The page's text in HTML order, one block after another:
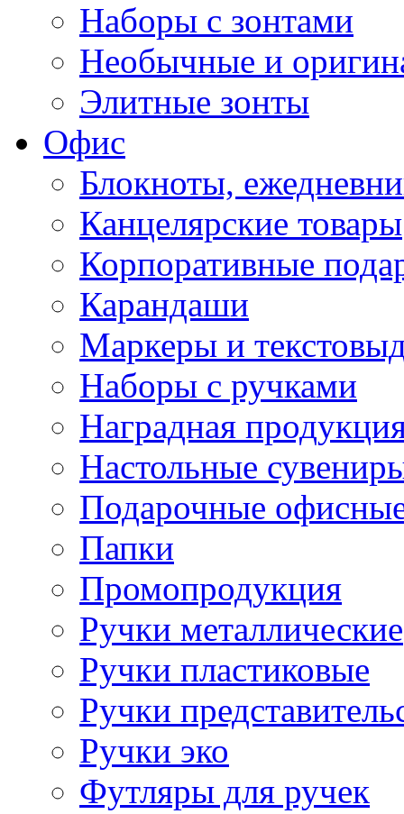
Наборы с зонтами
Необычные и
Элитные зонты
Офис
Блокноты,
Канцелярские товары
Корпоративные
Карандаши
Маркеры и
Наборы с ручками
Наградная
Настольные
Подарочные
Папки
Промопродукция
Ручки металлические
Ручки пластиковые
Ручки
Ручки эко
Футляры для ручек